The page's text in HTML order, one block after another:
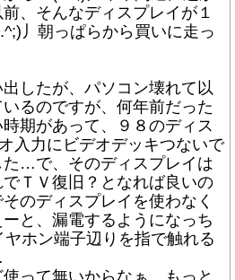
、そんなディスプレイが１
丿朝っぱらから買いに走っ
したが、パソコン壊れて以
るのですが、何年前だった
期があって、９８のディス
入力にビデオデッキつないで
…で、そのディスプレイは
ＴＶ復旧？となれば良いの
のディスプレイを使わなく
と、漏電するようになっち
ホン端子辺りを指で触れる
って無いからなぁ…もっと